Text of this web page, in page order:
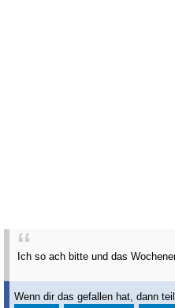
Ich so ach bitte und das
Wenn dir das gefallen hat, dann